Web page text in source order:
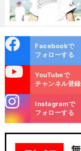
・
ok
Facebookで
フォローする
YouTubeで
チャンネル登録
m
Instagramで
フォローする